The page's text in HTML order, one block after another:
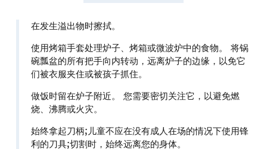
在发生溢出物时擦拭。
使用烤箱手套处理炉子、烤箱或微波炉中的食物。 将锅
碗瓢盆的所有把手向内转动，远离炉子的边缘，以免它
们被衣服夹住或被孩子抓住。
做饭时留在炉子附近。 您需要密切关注它，以避免燃
烧、沸腾或火灾。
始终拿起刀柄;儿童不应在没有成人在场的情况下使用锋
利的刀具;切割时，始终远离您的身体。